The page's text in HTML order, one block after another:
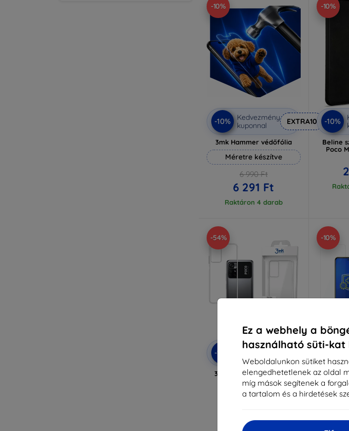
Ez a webhely a
használható süti-kat
Weboldalunkon sütiket
elengedhetetlenek az oldal
míg mások segítenek a
a tartalom és a hirdetések
-10%
-10%
Kedvezmény
kuponnal
EXTRA10
3mk Hammer védőfólia
Méretre készítve
6 990 Ft
6 291 Ft
Raktáron 4 darab
-10%
-10%
Beline
Poco
-54%
-10%
Kedvezmény
kuponnal
3MK Armor Case Xiaomi
POCO M4 Pro 5G
4 890 Ft
-10%
3MK
POCO